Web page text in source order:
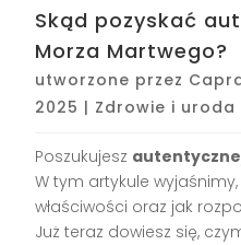
Skąd pozyskać
Morza Martwego?
utworzone przez
2025 | Zdrowie i uroda
Poszukujesz
W tym artykule
właściwości oraz jak
Już teraz dowiesz się,